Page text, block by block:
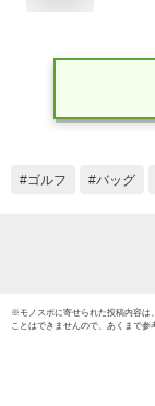
ゴルフ バッグ
※モノスポに寄せられた投稿内容は
ことはできませんので、あくまで参